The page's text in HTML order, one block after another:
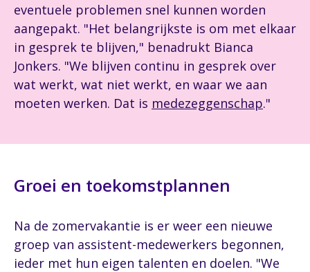
eventuele problemen snel kunnen worden
aangepakt. "Het belangrijkste is om met elkaar
in gesprek te blijven," benadrukt Bianca
Jonkers. "We blijven continu in gesprek over
wat werkt, wat niet werkt, en waar we aan
moeten werken. Dat is medezeggenschap."
Groei en toekomstplannen
Na de zomervakantie is er weer een nieuwe
groep van assistent-medewerkers begonnen,
ieder met hun eigen talenten en doelen. "We